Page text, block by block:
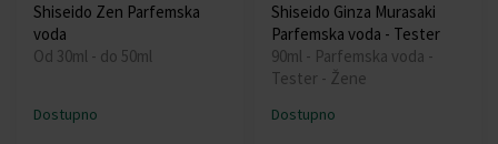
Shiseido Zen Parfemska
voda
Od 30ml - do 50ml
Dostupno
Shiseido Ginza Murasaki
Parfemska voda - Tester
90ml - Parfemska voda -
Tester - Žene
Dostupno